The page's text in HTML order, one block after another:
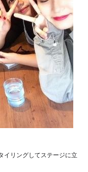
イリングしてステージに立